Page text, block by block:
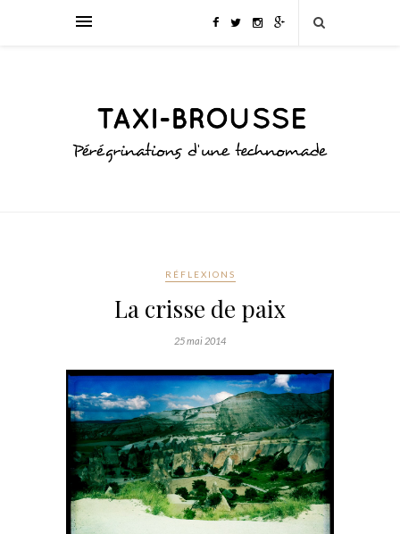
RÉFLEXIONS
La crisse de paix
25 mai 2014